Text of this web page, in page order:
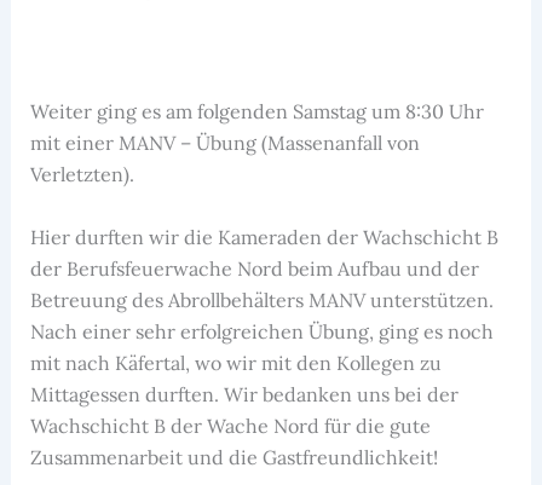
Weiter ging es am folgenden Samstag um 8:30 Uhr
mit einer MANV – Übung (Massenanfall von
Verletzten).
Hier durften wir die Kameraden der Wachschicht B
der Berufsfeuerwache Nord beim Aufbau und der
Betreuung des Abrollbehälters MANV unterstützen.
Nach einer sehr erfolgreichen Übung, ging es noch
mit nach Käfertal, wo wir mit den Kollegen zu
Mittagessen durften. Wir bedanken uns bei der
Wachschicht B der Wache Nord für die gute
Zusammenarbeit und die Gastfreundlichkeit!